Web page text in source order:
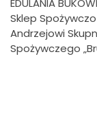
EDULANIA
Sklep
Andrzejowi
Spożywczego